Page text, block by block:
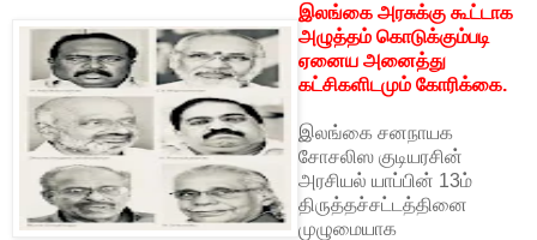
இலங்கை அரசுக்கு கூட்டாக
அழுத்தம் கொடுக்கும்படி
ஏனைய அனைத்து
கட்சிகளிடமும் கோரிக்கை.
இலங்கை சனநாயக
சோசலிஸ குடியரசின்
அரசியல் யாப்பின் 13ம்
திருத்தச்சட்டத்தினை
முழுமையாக